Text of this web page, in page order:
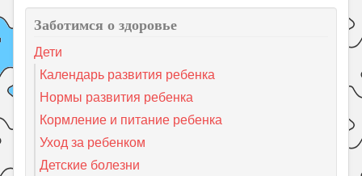
Заботимся о здоровье
Дети
Календарь развития ребенка
Нормы развития ребенка
Кормление и питание ребенка
Уход за ребенком
Детские болезни